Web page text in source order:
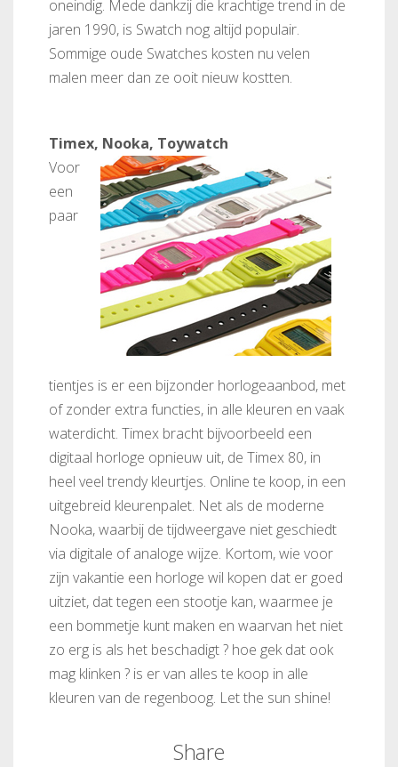
oneindig. Mede dankzij die krachtige trend in de
jaren 1990, is Swatch nog altijd populair.
Sommige oude Swatches kosten nu velen
malen meer dan ze ooit nieuw kostten.
Timex, Nooka, Toywatch
Voor
een
paar
tientjes is er een bijzonder horlogeaanbod, met
of zonder extra functies, in alle kleuren en vaak
waterdicht. Timex bracht bijvoorbeeld een
digitaal horloge opnieuw uit, de Timex 80, in
heel veel trendy kleurtjes. Online te koop, in een
uitgebreid kleurenpalet. Net als de moderne
Nooka, waarbij de tijdweergave niet geschiedt
via digitale of analoge wijze. Kortom, wie voor
zijn vakantie een horloge wil kopen dat er goed
uitziet, dat tegen een stootje kan, waarmee je
een bommetje kunt maken en waarvan het niet
zo erg is als het beschadigt ? hoe gek dat ook
mag klinken ? is er van alles te koop in alle
kleuren van de regenboog. Let the sun shine!
Share